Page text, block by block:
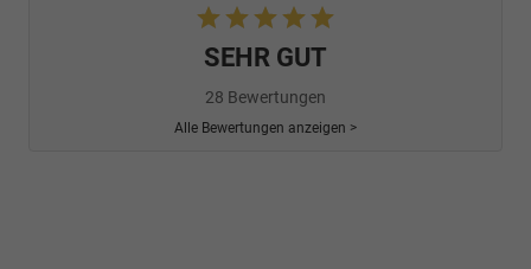
SEHR GUT
28 Bewertungen
Alle Bewertungen anzeigen >